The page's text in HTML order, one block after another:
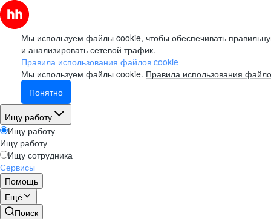
Мы используем файлы cookie, чтобы обеспечивать
и анализировать сетевой трафик.
Правила использования файлов cookie
Мы используем файлы cookie. Правила использования
Понятно
Ищу работу
Ищу работу
Ищу работу
Ищу сотрудника
Сервисы
Помощь
Ещё
Поиск